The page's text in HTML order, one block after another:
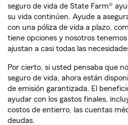
seguro de vida de State Farm®
su vida continúen. Ayude a
con una póliza de vida a plazo,
tiene opciones y nosotros
ajustan a casi todas las
Por cierto, si usted pensaba que
seguro de vida, ahora están
de emisión garantizada. El
ayudar con los gastos finales,
costos de entierro, las cuentas
deudas.